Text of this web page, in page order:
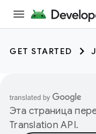
GET STARTED
Эта страница
Translation API.